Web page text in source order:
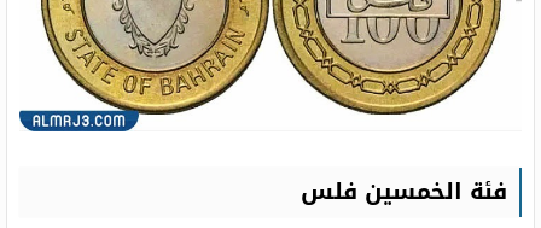
فئة الخمسين فلس